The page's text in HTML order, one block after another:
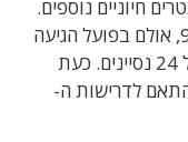
חיוניים נוספים.
החברה נדרשה להציג רמת דיוק של 96%, אולם בפועל הגיעה
לרמת דיוק של 99%. הניסוי המקדים כלל 24 נסיינים. כעת
לדרישות ה-